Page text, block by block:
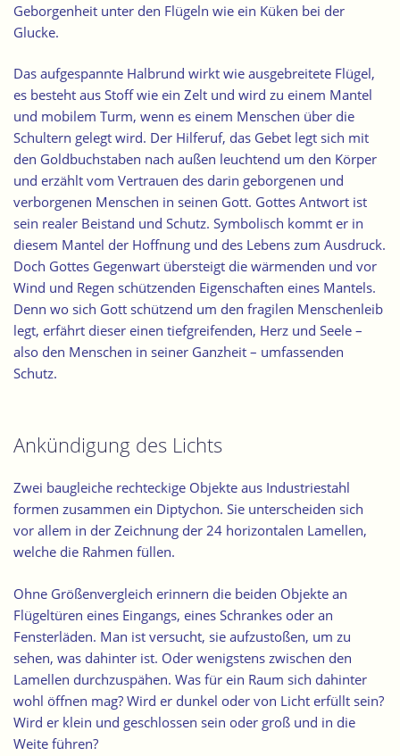
Geborgenheit unter den Flügeln wie ein Küken bei der
Glucke.
Das aufgespannte Halbrund wirkt wie ausgebreitete Flügel,
es besteht aus Stoff wie ein Zelt und wird zu einem Mantel
und mobilem Turm, wenn es einem Menschen über die
Schultern gelegt wird. Der Hilferuf, das Gebet legt sich mit
den Goldbuchstaben nach außen leuchtend um den Körper
und erzählt vom Vertrauen des darin geborgenen und
verborgenen Menschen in seinen Gott. Gottes Antwort ist
sein realer Beistand und Schutz. Symbolisch kommt er in
diesem Mantel der Hoffnung und des Lebens zum Ausdruck.
Doch Gottes Gegenwart übersteigt die wärmenden und vor
Wind und Regen schützenden Eigenschaften eines Mantels.
Denn wo sich Gott schützend um den fragilen Menschenleib
legt, erfährt dieser einen tiefgreifenden, Herz und Seele –
also den Menschen in seiner Ganzheit – umfassenden
Schutz.
Ankündigung des Lichts
Zwei baugleiche rechteckige Objekte aus Industriestahl
formen zusammen ein Diptychon. Sie unterscheiden sich
vor allem in der Zeichnung der 24 horizontalen Lamellen,
welche die Rahmen füllen.
Ohne Größenvergleich erinnern die beiden Objekte an
Flügeltüren eines Eingangs, eines Schrankes oder an
Fensterläden. Man ist versucht, sie aufzustoßen, um zu
sehen, was dahinter ist. Oder wenigstens zwischen den
Lamellen durchzuspähen. Was für ein Raum sich dahinter
wohl öffnen mag? Wird er dunkel oder von Licht erfüllt sein?
Wird er klein und geschlossen sein oder groß und in die
Weite führen?